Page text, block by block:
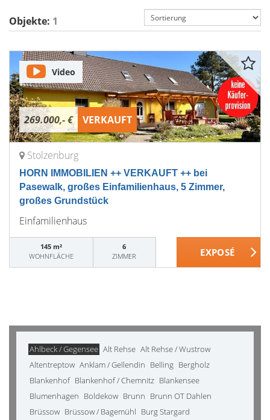
Objekte: 1
269.000,- € VERKAUFT
Video
Stolzenburg
HORN IMMOBILIEN ++ VERKAUFT ++ bei
Pasewalk, großes Einfamilienhaus, 5 Zimmer,
großes Grundstück
Einfamilienhaus
145 m²
WOHNFLÄCHE
6
ZIMMER
Ahlbeck / Gegensee Alt Rehse Alt Rehse / Wustrow
Altentreptow Anklam / Gellendin Belling Bergholz
Blankenhof Blankenhof / Chemnitz Blankensee
Blumenhagen Boldekow Brunn Brunn OT Dahlen
Brüssow Brüssow / Bagemühl Burg Stargard